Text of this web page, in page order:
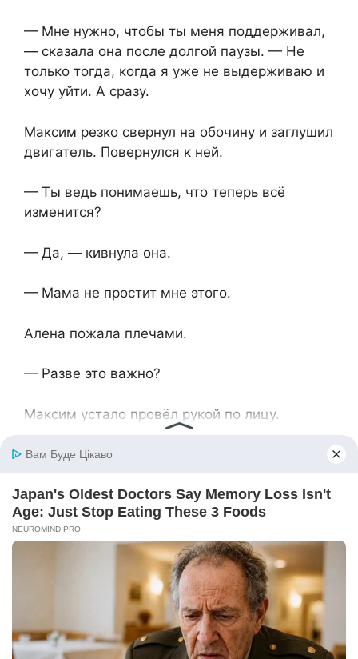
— Мне нужно, чтобы ты меня поддерживал,
— сказала она после долгой паузы. — Не
только тогда, когда я уже не выдерживаю и
хочу уйти. А сразу.
Максим резко свернул на обочину и заглушил
двигатель. Повернулся к ней.
— Ты ведь понимаешь, что теперь всё
изменится?
— Да, — кивнула она.
— Мама не простит мне этого.
Алена пожала плечами.
— Разве это важно?
Максим устало провёл рукой по лицу.
— Наверное, нет.
Они сидели в машине, молча глядя друг на
друга.
— Я просто… Я не думал, что это
действительно так серьёзно, — признался
— А теперь понимаешь?